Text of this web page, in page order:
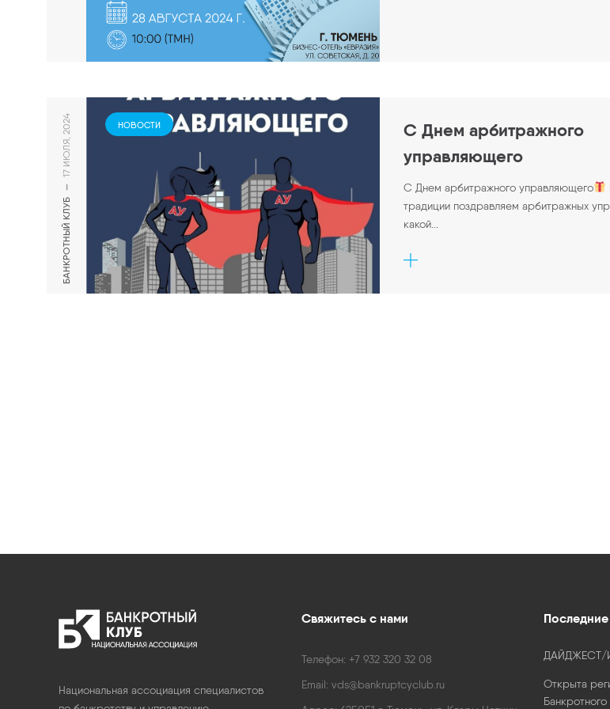
БАНКРОТНЫЙ КЛУБ
17 ИЮЛЯ, 2024 НОВОСТИ
С Днем арбитражного
управляющего
С Днем арбитражного управляющего
традиции поздравляем арбитражных
какой...
Национальная ассоциация специалистов
Свяжитесь с нами
Телефон: +7 932 320 32 08
Email: vds@bankruptcyclub.ru
ДАЙДЖЕСТ/
Открыта